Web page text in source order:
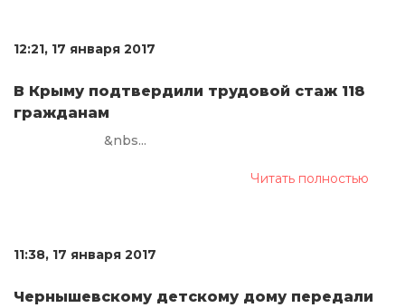
12:21, 17 января 2017
В Крыму подтвердили трудовой стаж 118
гражданам
&nbs...
Читать полностью
11:38, 17 января 2017
Чернышевскому детскому дому передали